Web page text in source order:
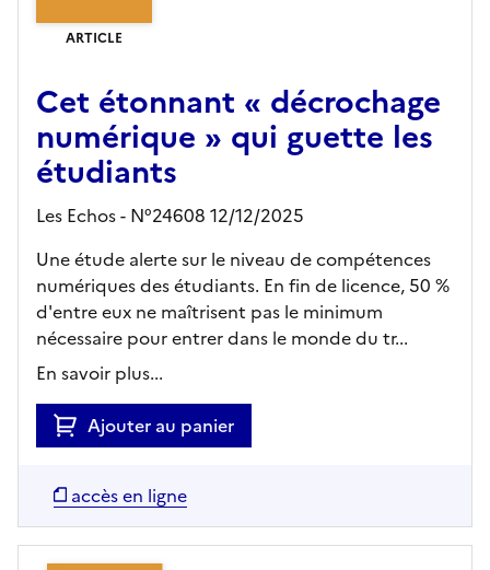
ARTICLE
Cet étonnant « décrochage
numérique » qui guette les
étudiants
Les Echos - N°24608 12/12/2025
Une étude alerte sur le niveau de compétences
numériques des étudiants. En fin de licence, 50 %
d'entre eux ne maîtrisent pas le minimum
nécessaire pour entrer dans le monde du tr...
En savoir plus...
Ajouter au panier
accès en ligne